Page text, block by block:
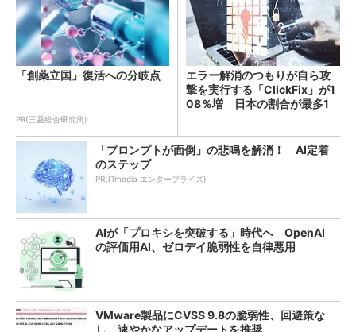
「創薬立国」復活への分岐点
PR(三菱総合研究所)
エラー解消のつもりが自ら攻
撃を実行する「ClickFix」が1
08％増 日本の割合が最多1
「プロンプトが面倒」の悲鳴を解消！ AI定着
のステップ
PR(ITmedia エンタープライズ)
AIが「プロキシを突破する」時代へ OpenAI
の評価用AI、ゼロデイ脆弱性を自律悪用
VMware製品にCVSS 9.8の脆弱性、回避策な
し 速やかなアップデートを推奨